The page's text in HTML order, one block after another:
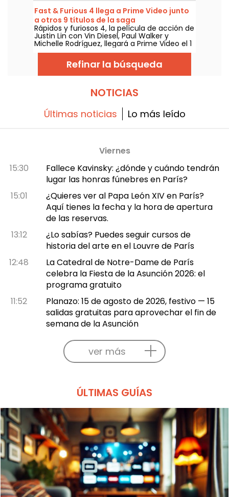
Fast & Furious 4 llega a Prime Video junto
a otros 9 títulos de la saga
Rápidos y furiosos 4, la película de acción de
Justin Lin con Vin Diesel, Paul Walker y
Michelle Rodríguez, llegará a Prime Video el 1
de agosto de 2026, junto a varios capítulos
Refinar la búsqueda
NOTICIAS
Últimas noticias Lo más leído
Viernes
15:30
Fallece Kavinsky: ¿dónde y cuándo tendrán
lugar las honras fúnebres en París?
15:01
¿Quieres ver al Papa León XIV en París?
Aquí tienes la fecha y la hora de apertura
de las reservas.
13:12
¿Lo sabías? Puedes seguir cursos de
historia del arte en el Louvre de París
12:48
La Catedral de Notre-Dame de París
celebra la Fiesta de la Asunción 2026: el
programa gratuito
11:52
Planazo: 15 de agosto de 2026, festivo — 15
salidas gratuitas para aprovechar el fin de
semana de la Asunción
ver más
ÚLTIMAS GUÍAS